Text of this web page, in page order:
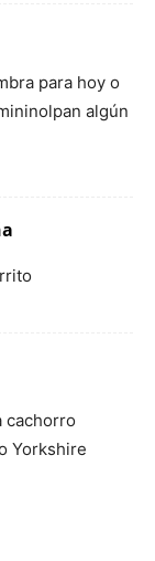
para hoy o
algún
cachorro
Yorkshire